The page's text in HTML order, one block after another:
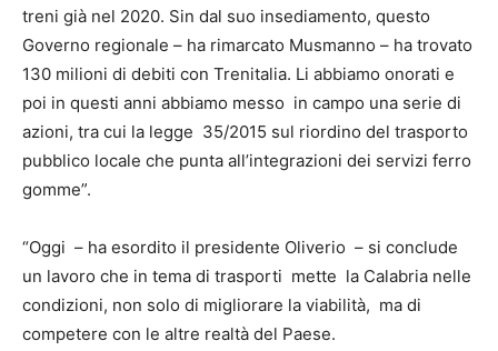
treni già nel 2020. Sin dal suo insediamento, questo
Governo regionale – ha rimarcato Musmanno – ha trovato
130 milioni di debiti con Trenitalia. Li abbiamo onorati e
poi in questi anni abbiamo messo in campo una serie di
azioni, tra cui la legge 35/2015 sul riordino del trasporto
pubblico locale che punta all’integrazioni dei servizi ferro
gomme”.
“Oggi – ha esordito il presidente Oliverio – si conclude
un lavoro che in tema di trasporti mette la Calabria nelle
condizioni, non solo di migliorare la viabilità, ma di
competere con le altre realtà del Paese.